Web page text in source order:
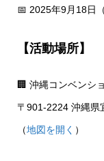
📅 2025年9月18日
【活動場所】
🏢 沖縄コンベンシ
〒901-2224 沖縄県
（地図を開く ）